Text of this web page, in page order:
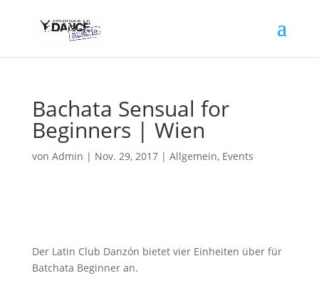
Bachata Sensual for
Beginners | Wien
von Admin | Nov. 29, 2017| Allgemein, Events
Der Latin Club Danzón bietet vier Einheiten über für
Batchata Beginner an.